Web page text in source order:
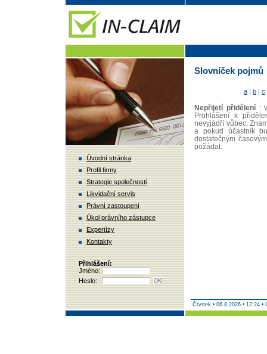
Úvodní stránka
Profil firmy
Strategie společnosti
Likvidační servis
Právní zastoupení
Úkol právního zástupce
Expertízy
Kontakty
Přihlášení:
Jméno:
Heslo:
Slovníček pojmů
a | b | c
Nepřijetí přidělení:
Prohlášení k
nevyjádří vůbec.
a pokud účastník
dostatečným
požádat.
Čtvrtek • 06.8.2026 • 12:24